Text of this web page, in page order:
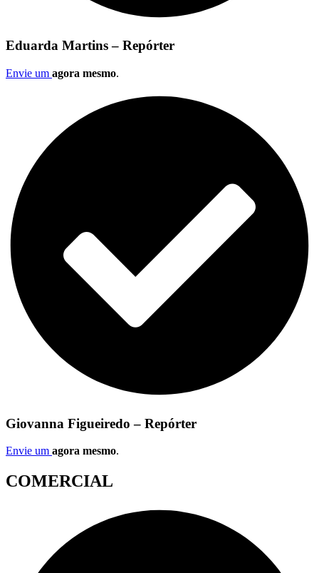
Eduarda Martins – Repórter
Envie um agora mesmo.
Giovanna Figueiredo – Repórter
Envie um agora mesmo.
COMERCIAL